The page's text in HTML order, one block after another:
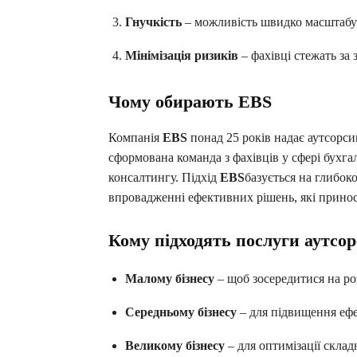
Гнучкість – можливість швидко
Мінімізація ризиків – фахівці стежать
Чому обирають EBS
Компанія EBS понад 25 років надає
сформована команда з фахівців у сфері
консалтингу. Підхід EBSбазується на
впровадженні ефективних рішень, які
Кому підходять послуги
Малому бізнесу – щоб зосередитися на
Середньому бізнесу – для підвищення
Великому бізнесу – для оптимізації